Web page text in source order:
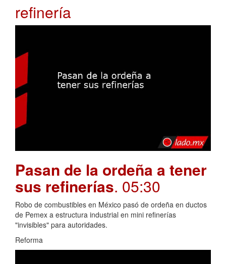
refinería
Pasan de la ordeña a tener
sus refinerías. 05:30
Robo de combustibles en México pasó de ordeña en ductos
de Pemex a estructura industrial en mini refinerías
"invisibles" para autoridades.
Reforma